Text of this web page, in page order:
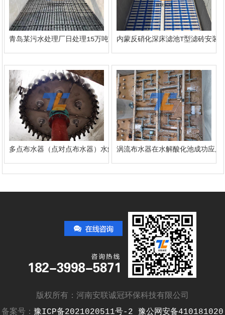
青岛某污水处理厂日处理15万吨反硝化滤池s型施工案例
内蒙反硝化深床滤池T型滤砖安装
多点布水器（点对点布水器）水解酸化池中安装案例
涡流布水器在水解酸化池成功应用
版权所有：河南安联诚冠环保科技有限公司
备案号： 豫ICP备2021020511号-2 豫公网安备410181020